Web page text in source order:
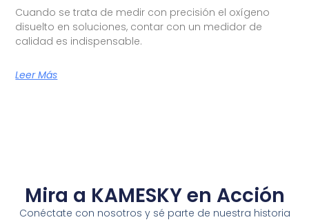
Cuando se trata de medir con precisión el oxígeno
disuelto en soluciones, contar con un medidor de
calidad es indispensable.
Leer Más
Mira a KAMESKY en Acción
Conéctate con nosotros y sé parte de nuestra historia